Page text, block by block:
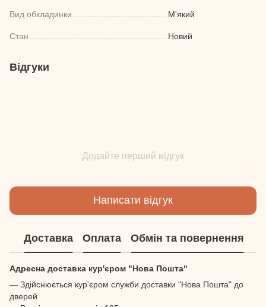
Вид обкладинки М'який
Стан Новий
Відгуки
Додайте перший відгук
Написати відгук
Доставка Оплата Обмін та повернення
Адресна доставка кур'єром "Нова Пошта"
— Здійснюється кур'єром служби доставки "Нова Пошта" до
дверей